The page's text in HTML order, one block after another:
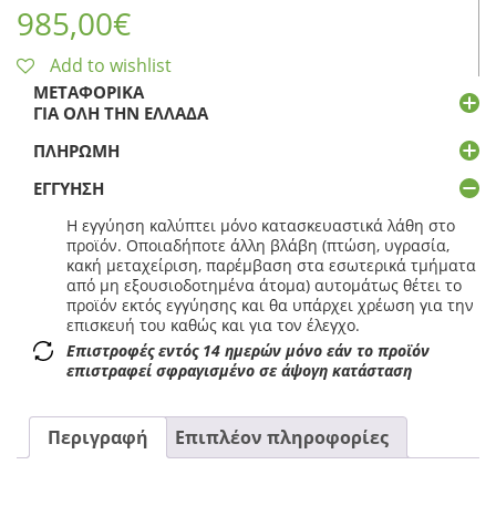
985,00€
Add to wishlist
ΜΕΤΑΦΟΡΙΚΆ
ΓΙΑ ΌΛΗ ΤΗΝ ΕΛΛΆΔΑ
ΠΛΗΡΩΜΉ
ΕΓΓΎΗΣΗ
Η εγγύηση καλύπτει μόνο κατασκευαστικά λάθη στο
προϊόν. Οποιαδήποτε άλλη βλάβη (πτώση, υγρασία,
κακή μεταχείριση, παρέμβαση στα εσωτερικά τμήματα
από μη εξουσιοδοτημένα άτομα) αυτομάτως θέτει το
προϊόν εκτός εγγύησης και θα υπάρχει χρέωση για την
επισκευή του καθώς και για τον έλεγχο.
Επιστροφές εντός 14 ημερών μόνο εάν το προϊόν
επιστραφεί σφραγισμένο σε άψογη κατάσταση
Περιγραφή Επιπλέον πληροφορίες